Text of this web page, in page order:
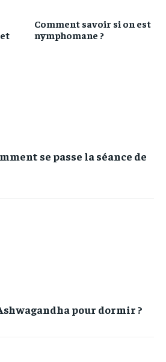
Comment savoir si on est
nymphomane ?
se passe la séance de
pour dormir ?